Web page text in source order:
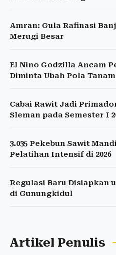
Amran: Gula Rafinasi
Merugi Besar
El Nino Godzilla Ancam
Diminta Ubah Pola Tanam
Cabai Rawit Jadi
Sleman pada Semester I
3.035 Pekebun Sawit
Pelatihan Intensif di 2026
Regulasi Baru Disiapkan
di Gunungkidul
Artikel Penulis